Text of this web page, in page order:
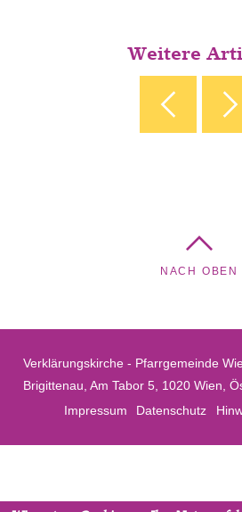
Weitere
‹ DER CHRISTBAUM IST DA!
NACH OBEN
Verklärungskirche - Pfarrgemeinde
Brigittenau, Am Tabor 5, 1020 Wien,
Impressum
Datenschutz